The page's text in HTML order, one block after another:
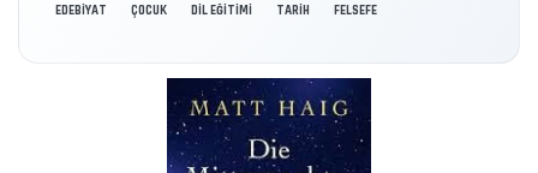
EDEBİYAT ÇOCUK DİL EĞİTİMİ TARİH FELSEFE